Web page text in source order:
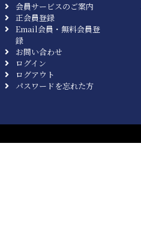
会員サービスのご案内
正会員登録
Email会員・無料会員登
録
お問い合わせ
ログイン
ログアウト
パスワードを忘れた方